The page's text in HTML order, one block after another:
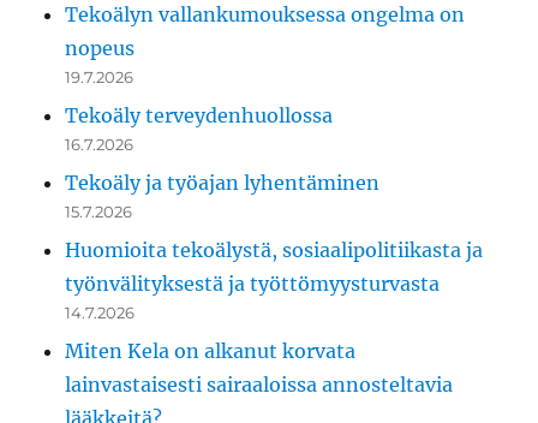
Tekoälyn vallankumouksessa ongelma on
nopeus
19.7.2026
Tekoäly terveydenhuollossa
16.7.2026
Tekoäly ja työajan lyhentäminen
15.7.2026
Huomioita tekoälystä, sosiaalipolitiikasta ja
työnvälityksestä ja työttömyysturvasta
14.7.2026
Miten Kela on alkanut korvata
lainvastaisesti sairaaloissa annosteltavia
lääkkeitä?